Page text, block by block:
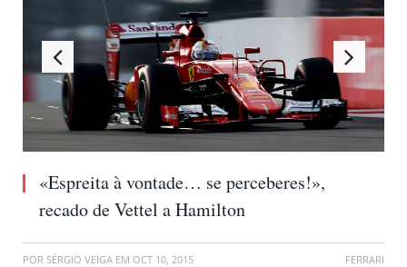
«Espreita à vontade… se perceberes!»,
recado de Vettel a Hamilton
POR SÉRGIO VEIGA EM OCT 10, 2015 FERRARI